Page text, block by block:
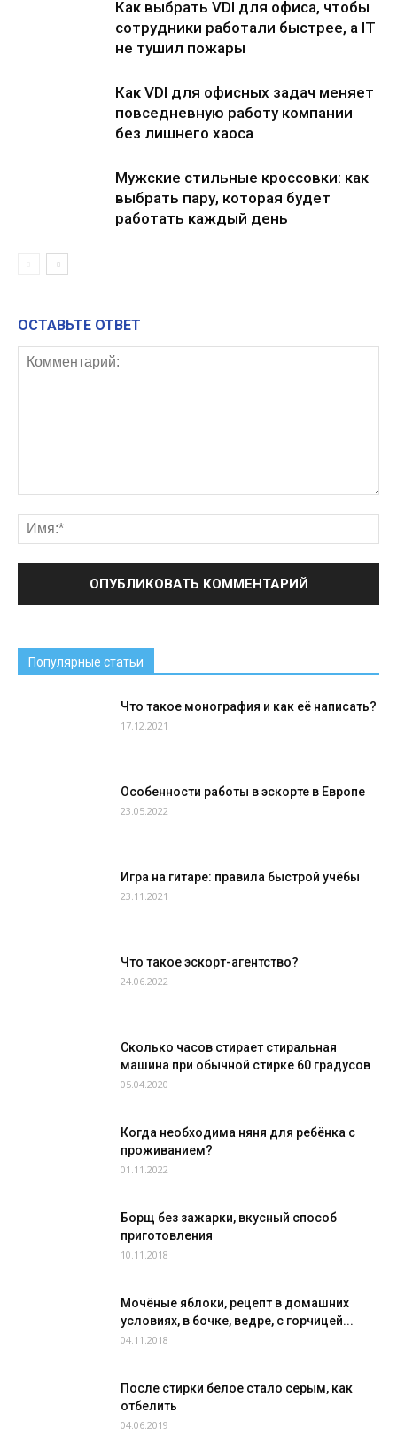
Как выбрать VDI для офиса, чтобы
сотрудники работали быстрее, а IT
не тушил пожары
Как VDI для офисных задач меняет
повседневную работу компании
без лишнего хаоса
Мужские стильные кроссовки: как
выбрать пару, которая будет
работать каждый день
ОСТАВЬТЕ ОТВЕТ
Популярные статьи
Что такое монография и как её написать?
17.12.2021
Особенности работы в эскорте в Европе
23.05.2022
Игра на гитаре: правила быстрой учёбы
23.11.2021
Что такое эскорт-агентство?
24.06.2022
Сколько часов стирает стиральная
машина при обычной стирке 60 градусов
05.04.2020
Когда необходима няня для ребёнка с
проживанием?
01.11.2022
Борщ без зажарки, вкусный способ
приготовления
10.11.2018
Мочёные яблоки, рецепт в домашних
условиях, в бочке, ведре, с горчицей...
04.11.2018
После стирки белое стало серым, как
отбелить
04.06.2019